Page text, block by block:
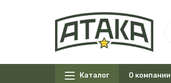
Каталог О компании